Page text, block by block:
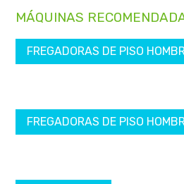
MÁQUINAS
FREGADORAS DE PISO
FREGADORAS DE PISO